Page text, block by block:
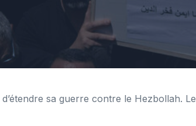
sa guerre contre le Hezbollah. Le